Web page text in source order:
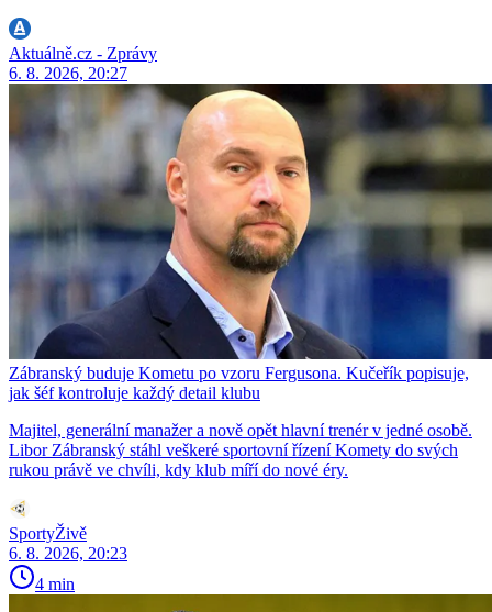
Aktuálně.cz - Zprávy
6. 8. 2026, 20:27
Zábranský buduje Kometu po vzoru Fergusona. Kučeřík popisuje,
jak šéf kontroluje každý detail klubu
Majitel, generální manažer a nově opět hlavní trenér v jedné osobě.
Libor Zábranský stáhl veškeré sportovní řízení Komety do svých
rukou právě ve chvíli, kdy klub míří do nové éry.
SportyŽivě
6. 8. 2026, 20:23
4 min